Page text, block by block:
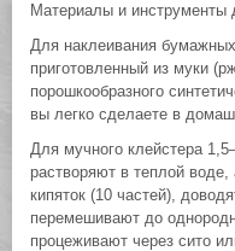
Материалы и инструменты
Для наклеивания
приготовленный из муки
порошкообразного
вы легко сделаете в
Для мучного клейстера
растворяют в теплой
кипяток (10 частей),
перемешивают до
процеживают через сито